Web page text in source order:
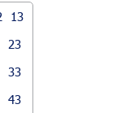
13
23
33
43